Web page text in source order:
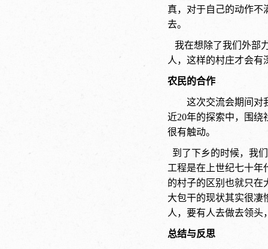
真，对于自己的动作不
去。
我在想除了我们外部
人，这样的村庄才会有
农民的合作
这次交流会期间对
近20年的探索中，围绕
很有触动。
到了下乡的时候，我
工程是在上世纪七十年
的村子的区别也就只在
大包干的现状其实很凄
人，要有人去做去领头
总结与反思